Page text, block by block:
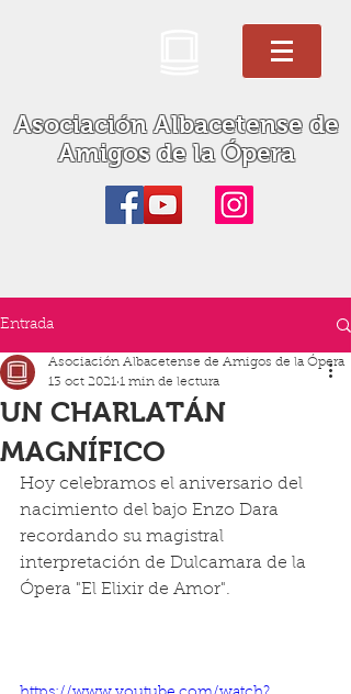
Asociación Albacetense de
Amigos de la Ópera
Entrada
UN CHARLATÁN
MAGNÍFICO
Asociación Albacetense de Amigos de la Ópera
13 oct 2021 1 min de lectura
Hoy celebramos el aniversario del
nacimiento del bajo Enzo Dara
recordando su magistral
interpretación de Dulcamara de la
Ópera "El Elixir de Amor".